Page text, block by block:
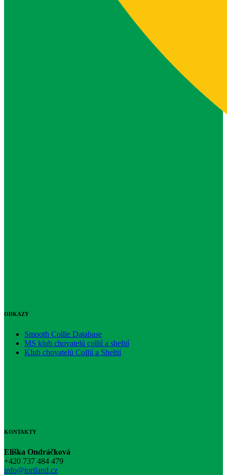
ODKAZY
Smooth Collie Database
MS klub chovatelů collií a sheltií
Klub chovatelů Collií a Sheltií
KONTAKTY
Eliška Ondráčková
+420 737 484 479
info@toriland.cz